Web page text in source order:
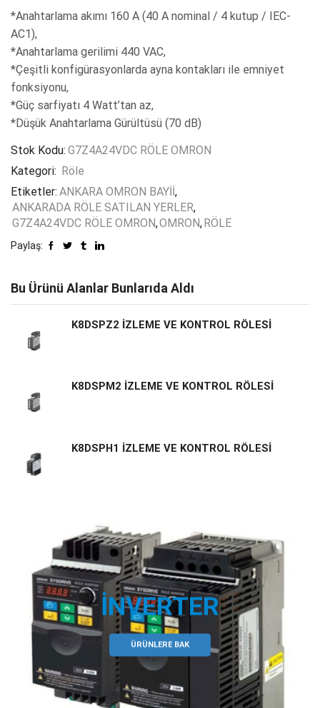
*Anahtarlama akımı 160 A (40 A nominal / 4 kutup / IEC-
AC1),
*Anahtarlama gerilimi 440 VAC,
*Çeşitli konfigürasyonlarda ayna kontakları ile emniyet
fonksiyonu,
*Güç sarfiyatı 4 Watt’tan az,
*Düşük Anahtarlama Gürültüsü (70 dB)
Stok Kodu: G7Z4A24VDC RÖLE OMRON
Kategori: Röle
Etiketler: ANKARA OMRON BAYİİ,
ANKARADA RÖLE SATILAN YERLER,
G7Z4A24VDC RÖLE OMRON,OMRON,RÖLE
Paylaş:
Bu Ürünü Alanlar Bunlarıda Aldı
K8DSPZ2 İZLEME VE KONTROL RÖLESİ
K8DSPM2 İZLEME VE KONTROL RÖLESİ
K8DSPH1 İZLEME VE KONTROL RÖLESİ
İNVERTER
ÜRÜNLERE BAK